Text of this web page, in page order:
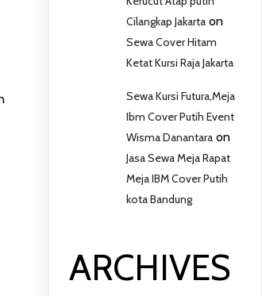
Cilangkap Jakarta on
Sewa Cover Hitam
Ketat Kursi Raja Jakarta
Sewa Kursi Futura,Meja
Ibm Cover Putih Event
Wisma Danantara on
Jasa Sewa Meja Rapat
Meja IBM Cover Putih
kota Bandung
ARCHIVES